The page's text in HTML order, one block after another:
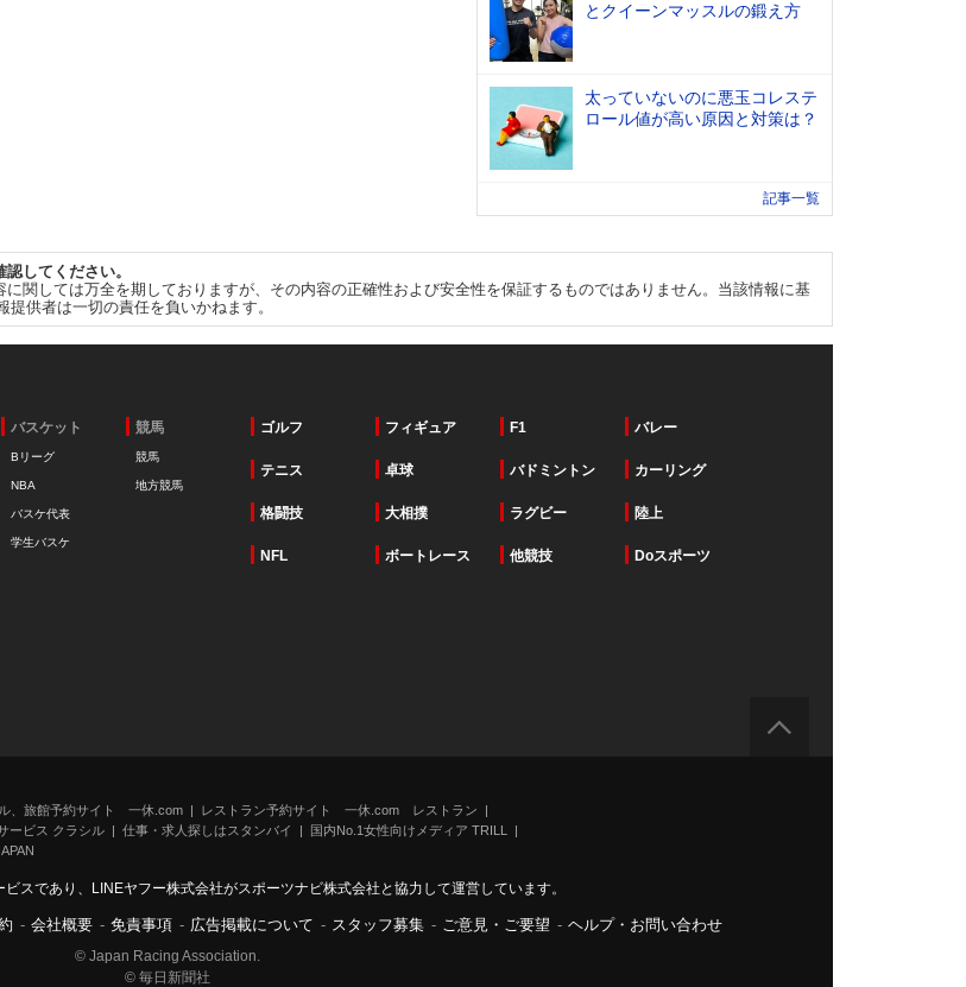
とクイーンマッスルの鍛え方
太っていないのに悪玉コレステ
ロール値が高い原因と対策は？
記事一覧
してください。
関しては万全を期しておりますが、その内容の正確性および安全性を保証するものではありません。当該情報に基
供者は一切の責任を負いかねます。
バスケット
Bリーグ
NBA
バスケ代表
学生バスケ
競馬
競馬
地方競馬
ゴルフ フィギュア F1 バレー
テニス 卓球 バドミントン カーリング
格闘技 大相撲 ラグビー 陸上
NFL ボートレース 他競技 Doスポーツ
、旅館予約サイト 一休.com
レストラン予約サイト 一休.com レストラン
ービス クラシル 仕事・求人探しはスタンバイ
国内No.1女性向けメディア TRILL
スであり、LINEヤフー株式会社がスポーツナビ株式会社と協力して運営しています。
- 会社概要 - 免責事項 - 広告掲載について - スタッフ募集 - ご意見・ご要望 - ヘルプ・お問い合わせ
© Japan Racing Association.
© 毎日新聞社